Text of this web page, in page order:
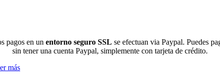
pagos en un entorno seguro SSL se efectuan via Paypal. Puedes
sin tener una cuenta Paypal, simplemente con tarjeta de crédito.
más